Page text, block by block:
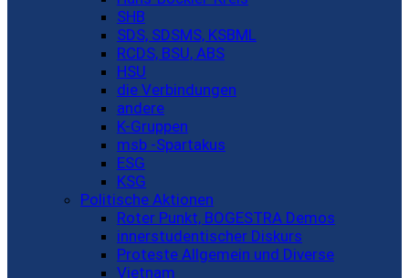
SHB
SDS, SDSMS, KSBML
RCDS, BSU, ABS
HSU
die Verbindungen
andere
K-Gruppen
msb -Spartakus
ESG
KSG
Politische Aktionen
Roter Punkt, BOGESTRA Demos
innerstudentischer Diskurs
Proteste Allgemein und Diverse
Vietnam